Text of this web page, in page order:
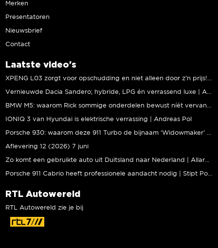
Merken
Presentatoren
Nieuwsbrief
Contact
Laatste video's
IONIQ 3 van Hyundai is elektrische verrassing | Andreas Pol
Aflevering 12 (2026) 7 juni
RTL Autowereld
RTL Autowereld zie je bij